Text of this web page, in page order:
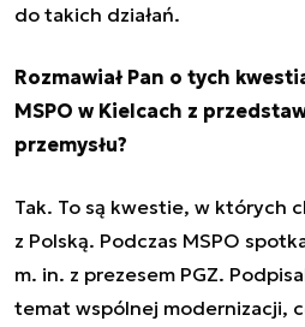
do takich działań.
Rozmawiał Pan o tych
MSPO w Kielcach z
przemysłu?
Tak. To są kwestie, w których
z Polską. Podczas MSPO
m. in. z prezesem PGZ.
temat wspólnej modernizacji,